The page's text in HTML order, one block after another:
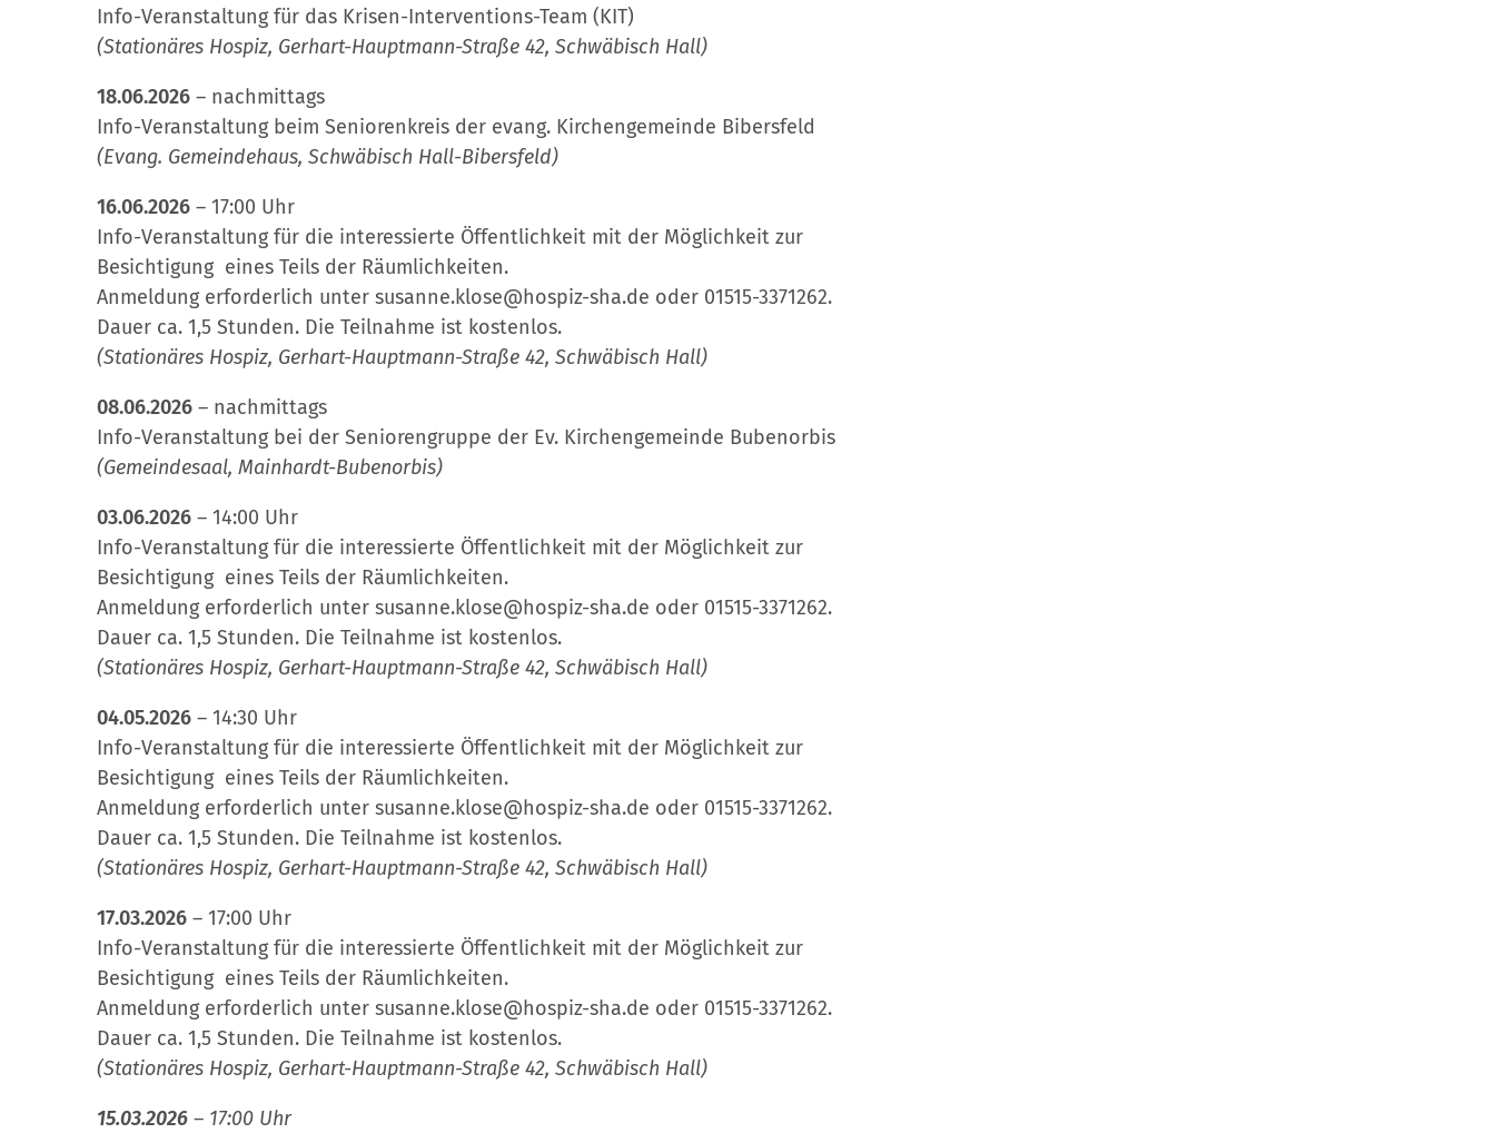
Info-Veranstaltung für das Krisen-Interventions-Team (KIT)
(Stationäres Hospiz, Gerhart-Hauptmann-Straße 42, Schwäbisch Hall)
18.06.2026 – nachmittags
Info-Veranstaltung beim Seniorenkreis der evang. Kirchengemeinde Bibersfeld
(Evang. Gemeindehaus, Schwäbisch Hall-Bibersfeld)
16.06.2026 – 17:00 Uhr
Info-Veranstaltung für die interessierte Öffentlichkeit mit der Möglichkeit zur
Besichtigung eines Teils der Räumlichkeiten.
Anmeldung erforderlich unter susanne.klose@hospiz-sha.de oder 01515-3371262.
Dauer ca. 1,5 Stunden. Die Teilnahme ist kostenlos.
(Stationäres Hospiz, Gerhart-Hauptmann-Straße 42, Schwäbisch Hall)
08.06.2026 – nachmittags
Info-Veranstaltung bei der Seniorengruppe der Ev. Kirchengemeinde Bubenorbis
(Gemeindesaal, Mainhardt-Bubenorbis)
03.06.2026 – 14:00 Uhr
Info-Veranstaltung für die interessierte Öffentlichkeit mit der Möglichkeit zur
Besichtigung eines Teils der Räumlichkeiten.
Anmeldung erforderlich unter susanne.klose@hospiz-sha.de oder 01515-3371262.
Dauer ca. 1,5 Stunden. Die Teilnahme ist kostenlos.
(Stationäres Hospiz, Gerhart-Hauptmann-Straße 42, Schwäbisch Hall)
04.05.2026 – 14:30 Uhr
Info-Veranstaltung für die interessierte Öffentlichkeit mit der Möglichkeit zur
Besichtigung eines Teils der Räumlichkeiten.
Anmeldung erforderlich unter susanne.klose@hospiz-sha.de oder 01515-3371262.
Dauer ca. 1,5 Stunden. Die Teilnahme ist kostenlos.
(Stationäres Hospiz, Gerhart-Hauptmann-Straße 42, Schwäbisch Hall)
17.03.2026 – 17:00 Uhr
Info-Veranstaltung für die interessierte Öffentlichkeit mit der Möglichkeit zur
Besichtigung eines Teils der Räumlichkeiten.
Anmeldung erforderlich unter susanne.klose@hospiz-sha.de oder 01515-3371262.
Dauer ca. 1,5 Stunden. Die Teilnahme ist kostenlos.
(Stationäres Hospiz, Gerhart-Hauptmann-Straße 42, Schwäbisch Hall)
15.03.2026 – 17:00 Uhr